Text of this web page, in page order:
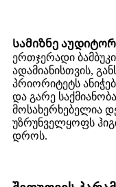
Სამიზნე
ერთჯერადი
ადამიანისთვის,
პრიორიტეტს
და გარე
მოსახერხებელია
უზრუნველყოფს
დროს.